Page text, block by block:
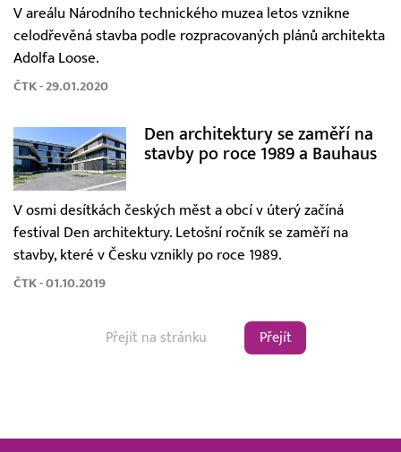
V areálu Národního technického muzea letos vznikne
celodřevěná stavba podle rozpracovaných plánů architekta
Adolfa Loose.
ČTK - 29.01.2020
Den architektury se zaměří na
stavby po roce 1989 a Bauhaus
V osmi desítkách českých měst a obcí v úterý začíná
festival Den architektury. Letošní ročník se zaměří na
stavby, které v Česku vznikly po roce 1989.
ČTK - 01.10.2019
Přejít